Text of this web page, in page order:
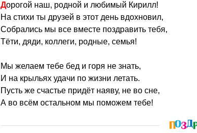
Дорогой наш, родной и любимый Кирилл!
На стихи ты друзей в этот день вдохновил,
Собрались мы все вместе поздравить тебя,
Тёти, дяди, коллеги, родные, семья!
Мы желаем тебе бед и горя не знать,
И на крыльях удачи по жизни летать.
Пусть же счастье придёт наяву, не во сне,
А во всём остальном мы поможем тебе!